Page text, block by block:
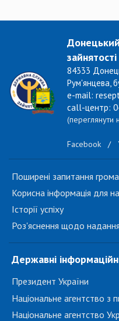
зайнятості
84333
Рум'янцева,
e-mail:
call-центр:
(переглянути
Facebook /
Поширені запитання
Корисна інформація для
Історії успіху
Роз'яснення щодо
Державні
Президент України
Національне агентство з
Національне агентство